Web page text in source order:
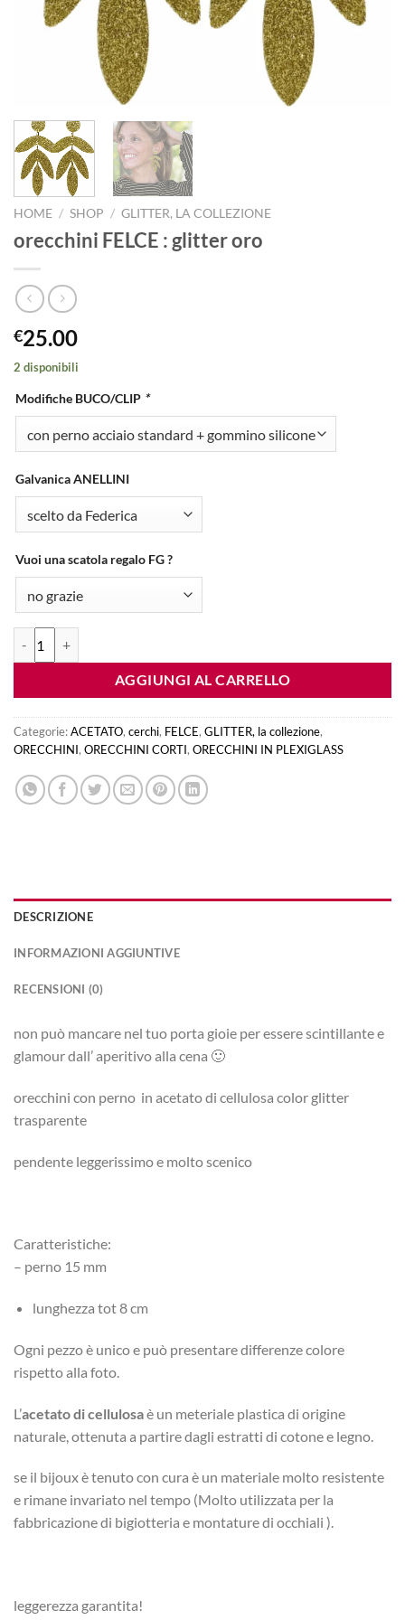
HOME / SHOP / GLITTER, LA COLLEZIONE
orecchini FELCE : glitter oro
€25.00
2 disponibili
Modifiche BUCO/CLIP *
Galvanica ANELLINI
Vuoi una scatola regalo FG ?
orecchini FELCE : glitter oro quantità
AGGIUNGI AL CARRELLO
Categorie:ACETATO, cerchi, FELCE, GLITTER, la collezione,
ORECCHINI, ORECCHINI CORTI, ORECCHINI IN PLEXIGLASS
DESCRIZIONE
INFORMAZIONI AGGIUNTIVE
RECENSIONI (0)
non può mancare nel tuo porta gioie per essere scintillante e
glamour dall’ aperitivo alla cena 🙂
orecchini con perno in acetato di cellulosa color glitter
trasparente
pendente leggerissimo e molto scenico
Caratteristiche:
– perno 15 mm
lunghezza tot 8 cm
Ogni pezzo è unico e può presentare differenze colore
rispetto alla foto.
L’acetato di cellulosaè un meteriale plastica di origine
naturale, ottenuta a partire dagli estratti di cotone e legno.
se il bijoux è tenuto con cura è un materiale molto resistente
e rimane invariato nel tempo (Molto utilizzata per la
fabbricazione di bigiotteria e montature di occhiali ).
leggerezza garantita!